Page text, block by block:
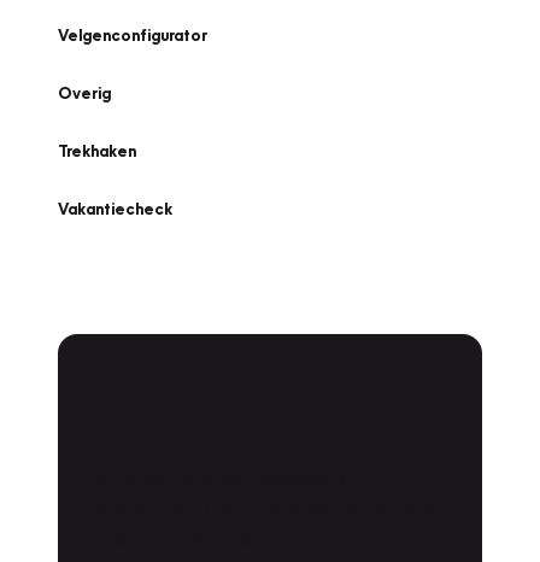
Velgenconfigurator
Overig
Trekhaken
Vakantiecheck